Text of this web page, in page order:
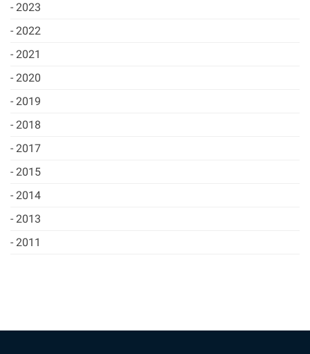
2023
2022
2021
2020
2019
2018
2017
2015
2014
2013
2011